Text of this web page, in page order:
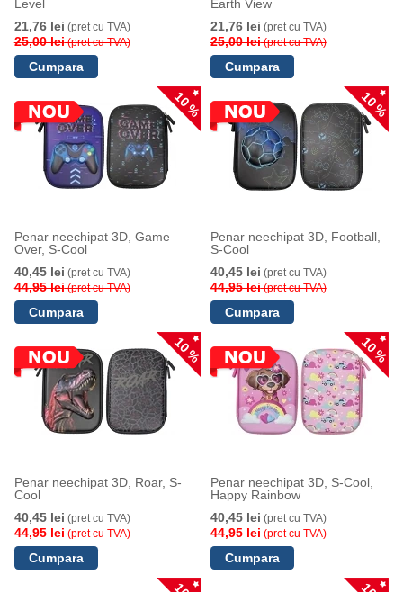
Level
21,76 lei (pret cu TVA)
25,00 lei(pret cu TVA)
Earth View
21,76 lei (pret cu TVA)
25,00 lei(pret cu TVA)
10 %
Penar neechipat 3D, Game
Over, S-Cool
40,45 lei (pret cu TVA)
44,95 lei(pret cu TVA)
10 %
Penar neechipat 3D, Football,
S-Cool
40,45 lei (pret cu TVA)
44,95 lei(pret cu TVA)
10 %
Penar neechipat 3D, Roar, S-
Cool
40,45 lei (pret cu TVA)
44,95 lei(pret cu TVA)
10 %
Penar neechipat 3D, S-Cool,
Happy Rainbow
40,45 lei (pret cu TVA)
44,95 lei(pret cu TVA)